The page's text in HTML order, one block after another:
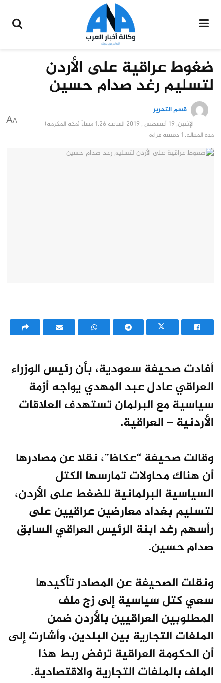
ضغوط عراقية على الأردن
لتسليم رغد صدام حسين
قسم التحرير
الإثنين, 19 أغسطس , 2019 الساعة 1:26 مساءً (مكة المكرمة)
مدة المقالة: 1 دقيقة قراءة
A
A
أفادت صحيفة سعودية، بأن رئيس الوزراء
العراقي عادل عبد المهدي يواجه أزمة
سياسية مع البرلمان تستهدف العلاقات
الأردنية – العراقية.
وقالت صحيفة “عكاظ”، نقلا عن مصادرها
أن هناك محاولات تمارسها الكتل
السياسية البرلمانية للضغط على الأردن،
لتسليم بغداد معارضين عراقيين على
رأسهم رغد ابنة الرئيس العراقي السابق
صدام حسين.
ونقلت الصحيفة عن المصادر تأكيدها
سعي كتل سياسية إلى زج ملف
المطلوبين العراقيين ب‍الأردن ضمن
الملفات التجارية بين البلدين، وأشارت إلى
أن الحكومة العراقية ترفض ربط هذا
الملف بالملفات التجارية والاقتصادية.